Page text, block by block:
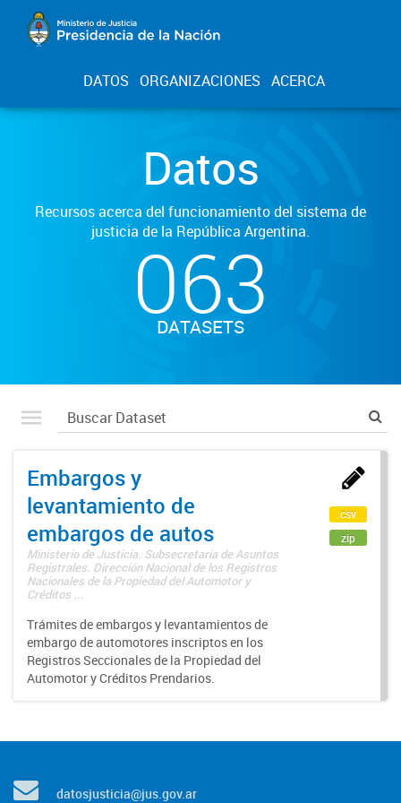
DATOS ORGANIZACIONES ACERCA
Datos
Recursos acerca del funcionamiento del sistema de
justicia de la República Argentina.
063
DATASETS
Embargos y
levantamiento de
embargos de autos
Ministerio de Justicia. Subsecretaría de Asuntos
Registrales. Dirección Nacional de los Registros
Nacionales de la Propiedad del Automotor y
Créditos ...
Trámites de embargos y levantamientos de
embargo de automotores inscriptos en los
Registros Seccionales de la Propiedad del
Automotor y Créditos Prendarios.
csv
zip
datosjusticia@jus.gov.ar